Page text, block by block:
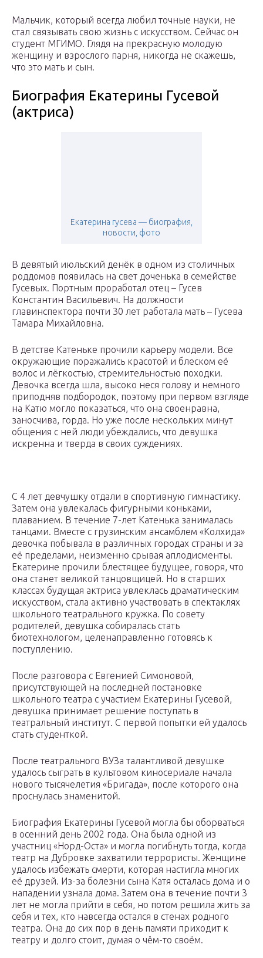
Мальчик, который всегда любил точные науки, не
стал связывать свою жизнь с искусством. Сейчас он
студент МГИМО. Глядя на прекрасную молодую
женщину и взрослого парня, никогда не скажешь,
что это мать и сын.
Биография Екатерины Гусевой
(актриса)
Екатерина гусева — биография,
новости, фото
В девятый июльский денёк в одном из столичных
роддомов появилась на свет доченька в семействе
Гусевых. Портным проработал отец – Гусев
Константин Васильевич. На должности
главинспектора почти 30 лет работала мать – Гусева
Тамара Михайловна.
В детстве Катеньке прочили карьеру модели. Все
окружающие поражались красотой и блеском её
волос и лёгкостью, стремительностью походки.
Девочка всегда шла, высоко неся голову и немного
приподняв подбородок, поэтому при первом взгляде
на Катю могло показаться, что она своенравна,
заносчива, горда. Но уже после нескольких минут
общения с ней люди убеждались, что девушка
искренна и тверда в своих суждениях.
С 4 лет девчушку отдали в спортивную гимнастику.
Затем она увлекалась фигурными коньками,
плаванием. В течение 7-лет Катенька занималась
танцами. Вместе с грузинским ансамблем «Колхида»
девочка побывала в различных городах страны и за
её пределами, неизменно срывая аплодисменты.
Екатерине прочили блестящее будущее, говоря, что
она станет великой танцовщицей. Но в старших
классах будущая актриса увлеклась драматическим
искусством, стала активно участвовать в спектаклях
школьного театрального кружка. По совету
родителей, девушка собиралась стать
биотехнологом, целенаправленно готовясь к
поступлению.
После разговора с Евгенией Симоновой,
присутствующей на последней постановке
школьного театра с участием Екатерины Гусевой,
девушка принимает решение поступать в
театральный институт. С первой попытки ей удалось
стать студенткой.
После театрального ВУЗа талантливой девушке
удалось сыграть в культовом киносериале начала
нового тысячелетия «Бригада», после которого она
проснулась знаменитой.
Биография Екатерины Гусевой могла бы оборваться
в осенний день 2002 года. Она была одной из
участниц «Норд-Оста» и могла погибнуть тогда, когда
театр на Дубровке захватили террористы. Женщине
удалось избежать смерти, которая настигла многих
её друзей. Из-за болезни сына Катя осталась дома и о
нападении узнала дома. Затем она в течение почти 3
лет не могла прийти в себя, но потом решила жить за
себя и тех, кто навсегда остался в стенах родного
театра. Она до сих пор в день памяти приходит к
театру и долго стоит, думая о чём-то своём.